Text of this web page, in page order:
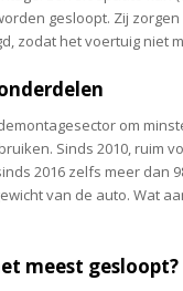
gesloopt. Zij
zodat het voertuig niet
om
Sinds 2010, ruim
2016 zelfs meer dan
van de auto. Wat
meest gesloopt?